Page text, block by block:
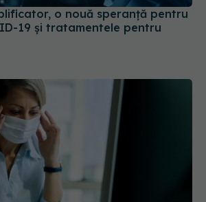
o nouă speranță pentru
19 și tratamentele pentru